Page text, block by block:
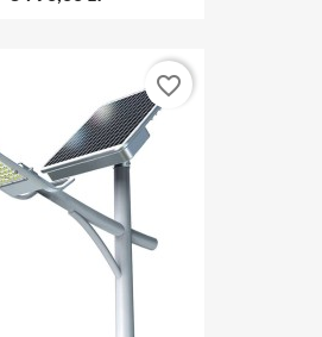
favorite_border